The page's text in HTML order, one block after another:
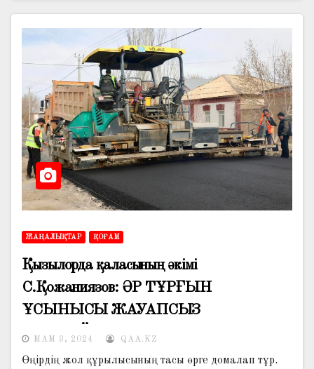
ЖАҢАЛЫҚТАР ҚОҒАМ
Қызылорда қаласының әкімі
С.Қожаниязов: ӘР ТҰРҒЫН
ҰСЫНЫСЫ ЖАУАПСЫЗ
ҚАЛМАЙДЫ
МАМ 3, 2024 QAA.KZ
Өңірдің жол құрылысының тасы өрге домалап тұр.